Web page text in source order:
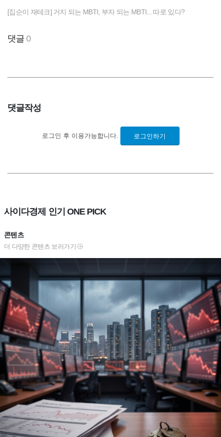
[집순이 재테크] 거지 되는 MBTI, 부자 되는 MBTI... 따로 있다?
댓글0
댓글작성
로그인 후 이용가능합니다. 로그인하기
사이다경제 인기 ONE PICK
콘텐츠
더 다양한 콘텐츠 보러가기